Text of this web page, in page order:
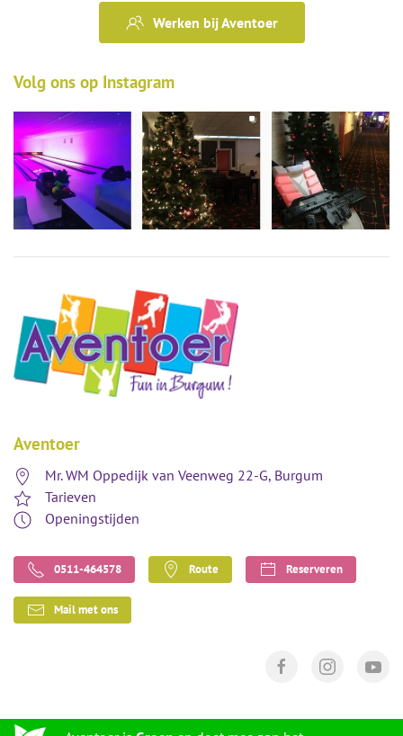
Werken bij Aventoer
Volg ons op Instagram
Aventoer
Mr. WM Oppedijk van Veenweg 22-G, Burgum
Tarieven
Openingstijden
0511-464578 Route Reserveren
Mail met ons